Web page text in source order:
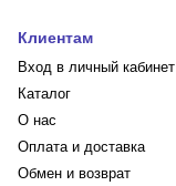
Клиентам
Вход в личный кабинет
Каталог
О нас
Оплата и доставка
Обмен и возврат